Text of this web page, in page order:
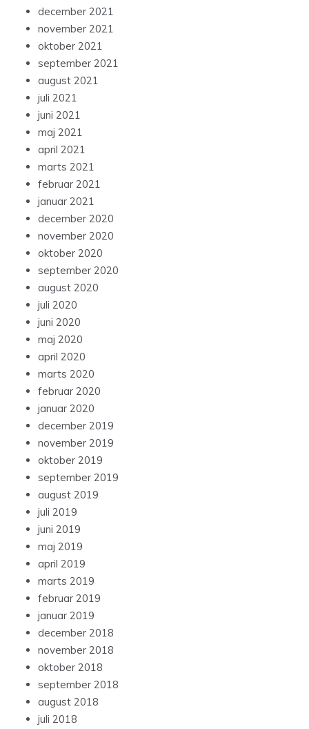
december 2021
november 2021
oktober 2021
september 2021
august 2021
juli 2021
juni 2021
maj 2021
april 2021
marts 2021
februar 2021
januar 2021
december 2020
november 2020
oktober 2020
september 2020
august 2020
juli 2020
juni 2020
maj 2020
april 2020
marts 2020
februar 2020
januar 2020
december 2019
november 2019
oktober 2019
september 2019
august 2019
juli 2019
juni 2019
maj 2019
april 2019
marts 2019
februar 2019
januar 2019
december 2018
november 2018
oktober 2018
september 2018
august 2018
juli 2018